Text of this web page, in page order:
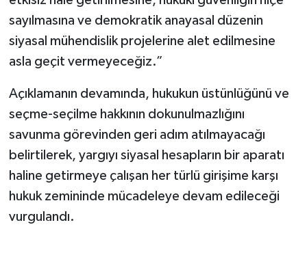
sayılmasına ve demokratik anayasal düzenin
siyasal mühendislik projelerine alet edilmesine
asla geçit vermeyeceğiz.”
Açıklamanın devamında, hukukun üstünlüğünü ve
seçme-seçilme hakkının dokunulmazlığını
savunma görevinden geri adım atılmayacağı
belirtilerek, yargıyı siyasal hesapların bir aparatı
haline getirmeye çalışan her türlü girişime karşı
hukuk zemininde mücadeleye devam edileceği
vurgulandı.